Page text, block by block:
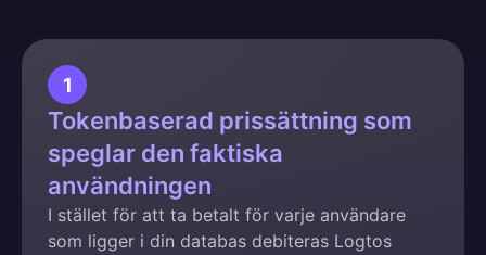
1
Tokenbaserad prissättning som
speglar den faktiska
användningen
I stället för att ta betalt för varje användare
som ligger i din databas debiteras Logtos